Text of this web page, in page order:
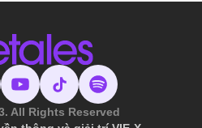
All Rights Reserved